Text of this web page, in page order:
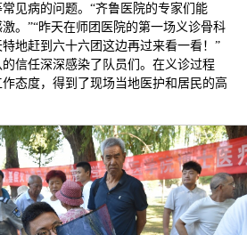
见病的问题。“齐鲁医院的专家们能
。”“昨天在师团医院的第一场义诊骨科
地赶到六十六团这边再过来看一看！”
信任深深感染了队员们。在义诊过程
态度，得到了现场当地医护和居民的高